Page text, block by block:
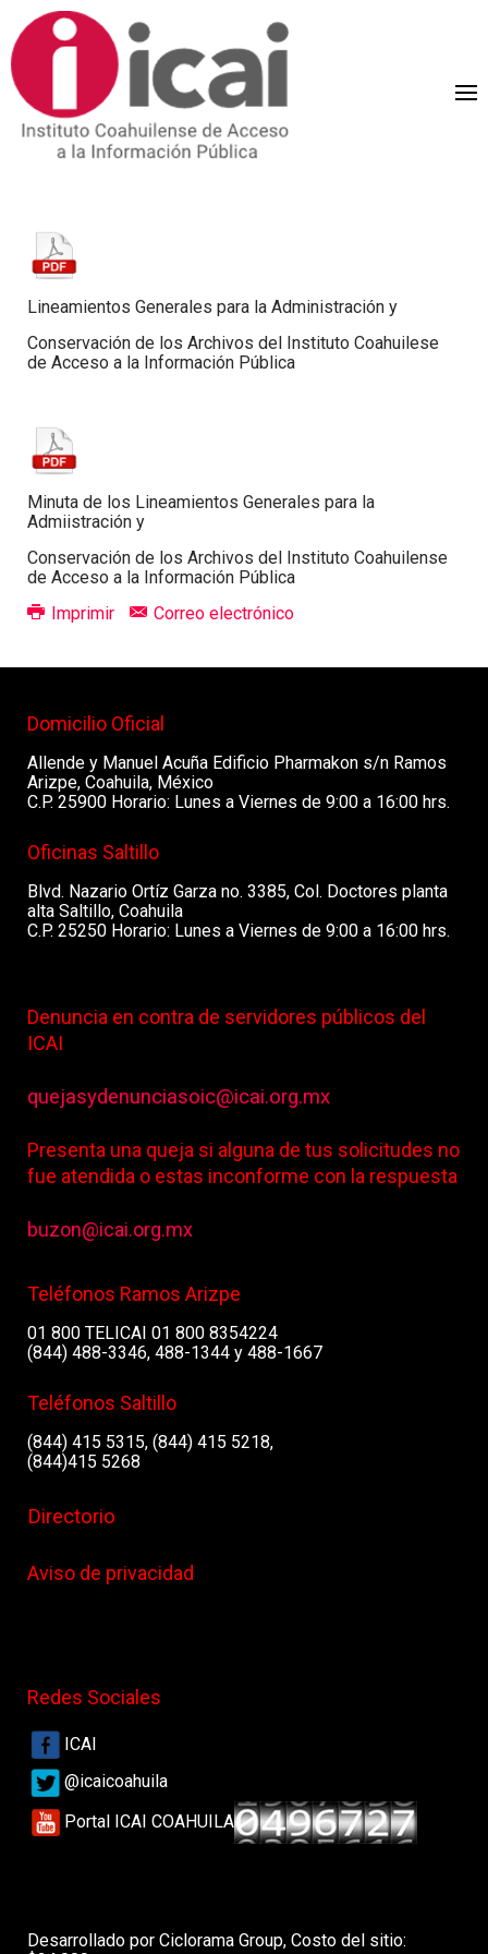
Lineamientos Generales para la Administración y
Conservación de los Archivos del Instituto Coahuilese
de Acceso a la Información Pública
Minuta de los Lineamientos Generales para la
Admiistración y
Conservación de los Archivos del Instituto Coahuilense
de Acceso a la Información Pública
Imprimir
Correo electrónico
Domicilio Oficial
Allende y Manuel Acuña Edificio Pharmakon s/n Ramos
Arizpe, Coahuila, México
C.P. 25900 Horario: Lunes a Viernes de 9:00 a 16:00 hrs.
Oficinas Saltillo
Blvd. Nazario Ortíz Garza no. 3385, Col. Doctores planta
alta Saltillo, Coahuila
C.P. 25250 Horario: Lunes a Viernes de 9:00 a 16:00 hrs.
Denuncia en contra de servidores públicos del
ICAI
quejasydenunciasoic@icai.org.mx
Presenta una queja si alguna de tus solicitudes no
fue atendida o estas inconforme con la respuesta
buzon@icai.org.mx
Teléfonos Ramos Arizpe
01 800 TELICAI 01 800 8354224
(844) 488-3346, 488-1344 y 488-1667
Teléfonos Saltillo
(844) 415 5315, (844) 415 5218,
(844)415 5268
Directorio
Aviso de privacidad
Redes Sociales
ICAI
@icaicoahuila
Portal ICAI COAHUILA
Desarrollado por Ciclorama Group, Costo del sitio: